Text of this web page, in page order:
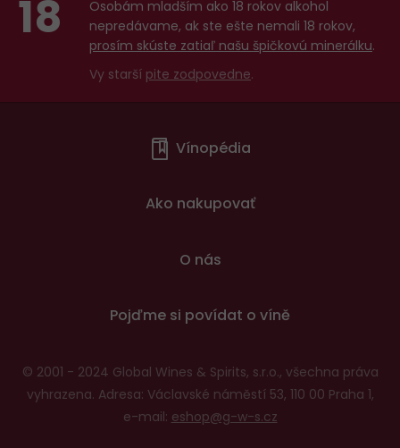
18
Osobám mladším ako 18 rokov alkohol
nepredávame, ak ste ešte nemali 18 rokov,
prosím skúste zatiaľ našu špičkovú minerálku.
Vy starší pite zodpovedne.
Vínopédia
Ako nakupovať
O nás
Pojďme si povídat o víně
© 2001 - 2024 Global Wines & Spirits, s.r.o., všechna práva
vyhrazena. Adresa: Václavské náměstí 53, 110 00 Praha 1,
e-mail: eshop@g-w-s.cz